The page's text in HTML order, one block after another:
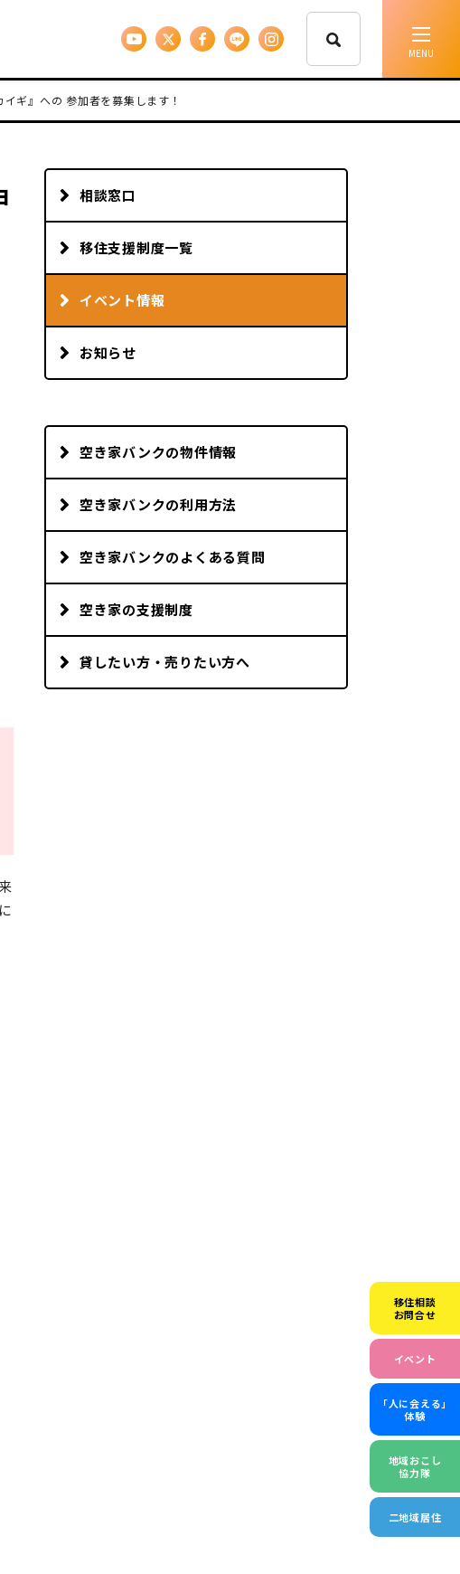
移住支援
移住者インタビュー
動画
地域おこし協力隊
移住相談
お問合せ
イベント
「人に会える」
体験
地域おこし
協力隊
二地域居住
ギ』への 参加者を募集します！
相談窓口
移住支援制度一覧
イベント情報
お知らせ
空き家バンクの物件情報
空き家バンクの利用方法
空き家バンクのよくある質問
空き家の支援制度
貸したい方・売りたい方へ